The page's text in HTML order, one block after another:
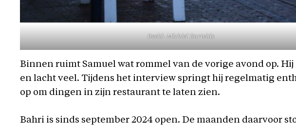
Beeld: Michiel Bartelds
Binnen ruimt Samuel wat rommel van de vorige avond op.
en lacht veel. Tijdens het interview springt hij regelmatig
op om dingen in zijn restaurant te laten zien.
Bahri is sinds september 2024 open. De maanden daarvoor